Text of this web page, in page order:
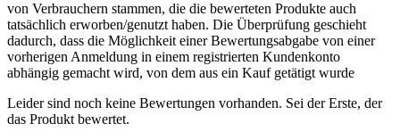
von Verbrauchern stammen, die die bewerteten Produkte auch
tatsächlich erworben/genutzt haben. Die Überprüfung geschieht
dadurch, dass die Möglichkeit einer Bewertungsabgabe von einer
vorherigen Anmeldung in einem registrierten Kundenkonto
abhängig gemacht wird, von dem aus ein Kauf getätigt wurde
Leider sind noch keine Bewertungen vorhanden. Sei der Erste, der
das Produkt bewertet.